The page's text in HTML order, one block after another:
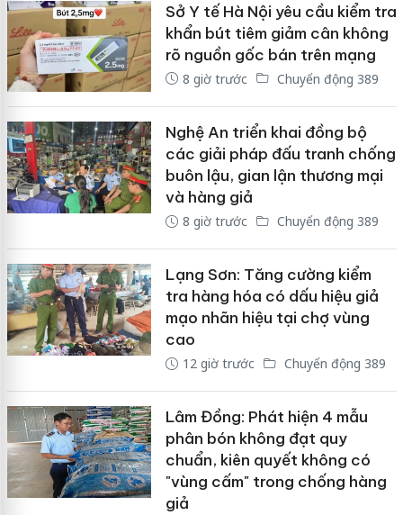
Sở Y tế Hà Nội yêu cầu kiểm tra
khẩn bút tiêm giảm cân không
rõ nguồn gốc bán trên mạng
8 giờ trước Chuyển động 389
Nghệ An triển khai đồng bộ
các giải pháp đấu tranh chống
buôn lậu, gian lận thương mại
và hàng giả
8 giờ trước Chuyển động 389
Lạng Sơn: Tăng cường kiểm
tra hàng hóa có dấu hiệu giả
mạo nhãn hiệu tại chợ vùng
cao
12 giờ trước Chuyển động 389
Lâm Đồng: Phát hiện 4 mẫu
phân bón không đạt quy
chuẩn, kiên quyết không có
"vùng cấm" trong chống hàng
giả